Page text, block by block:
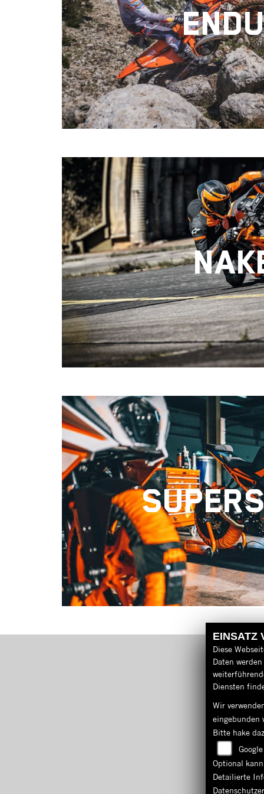
EINSATZ
Diese
Daten
Diensten
Wir
eingebunden
Bitte hake
Optional
Detailierte